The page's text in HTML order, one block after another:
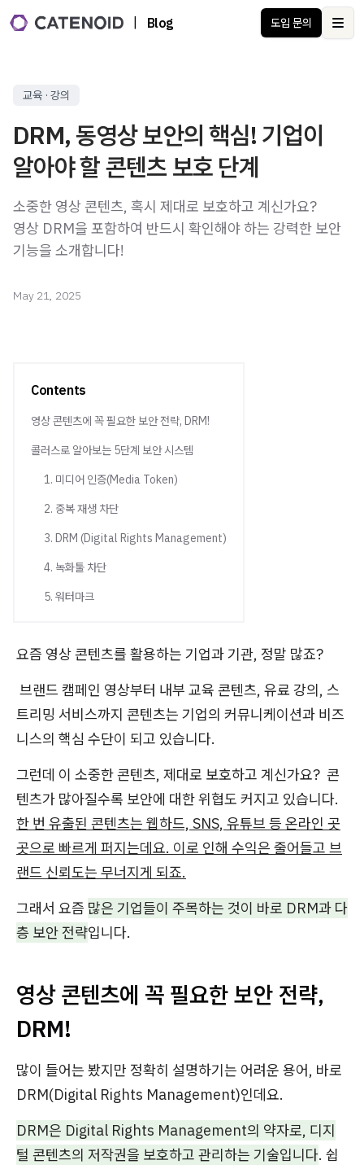
Blog 도입 문의
교육 · 강의
DRM, 동영상 보안의 핵심! 기업이
알아야 할 콘텐츠 보호 단계
소중한 영상 콘텐츠, 혹시 제대로 보호하고 계신가요?
영상 DRM을 포함하여 반드시 확인해야 하는 강력한 보안
기능을 소개합니다!
May 21, 2025
Contents
영상 콘텐츠에 꼭 필요한 보안 전략, DRM!
콜러스로 알아보는 5단계 보안 시스템
1. 미디어 인증(Media Token)
2. 중복 재생 차단
3. DRM (Digital Rights Management)
4. 녹화툴 차단
5. 워터마크
요즘 영상 콘텐츠를 활용하는 기업과 기관, 정말 많죠?
브랜드 캠페인 영상부터 내부 교육 콘텐츠, 유료 강의, 스
트리밍 서비스까지 콘텐츠는 기업의 커뮤니케이션과 비즈
니스의 핵심 수단이 되고 있습니다.
그런데 이 소중한 콘텐츠, 제대로 보호하고 계신가요? 콘
텐츠가 많아질수록 보안에 대한 위협도 커지고 있습니다.
한 번 유출된 콘텐츠는 웹하드, SNS, 유튜브 등 온라인 곳
곳으로 빠르게 퍼지는데요. 이로 인해 수익은 줄어들고 브
랜드 신뢰도는 무너지게 되죠.
그래서 요즘 많은 기업들이 주목하는 것이 바로 DRM과 다
층 보안 전략입니다.
영상 콘텐츠에 꼭 필요한 보안 전략,
DRM!
많이 들어는 봤지만 정확히 설명하기는 어려운 용어, 바로
DRM(Digital Rights Management)인데요.
DRM은 Digital Rights Management의 약자로, 디지
털 콘텐츠의 저작권을 보호하고 관리하는 기술입니다. 쉽